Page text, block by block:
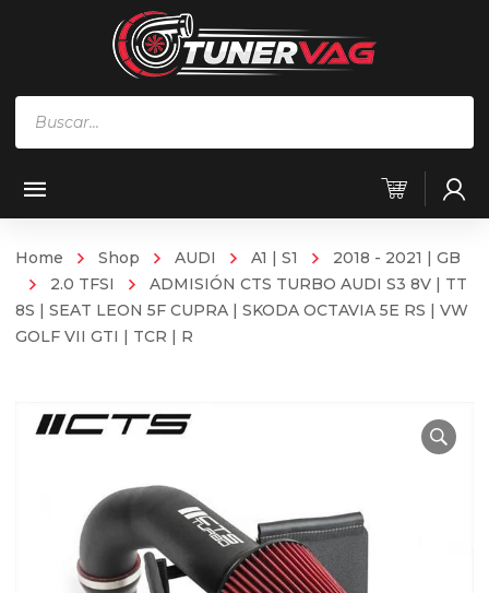
Home Shop AUDI A1 | S1
2018 - 2021 | GB
2.0 TFSI
ADMISIÓN CTS TURBO AUDI S3 8V | TT
8S | SEAT LEON 5F CUPRA | SKODA OCTAVIA 5E RS | VW
GOLF VII GTI | TCR | R